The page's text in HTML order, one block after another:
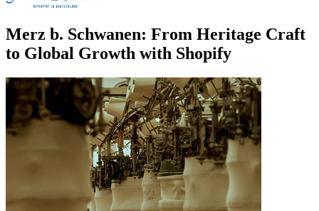
Merz b. Schwanen: From Heritage Craft
to Global Growth with Shopify